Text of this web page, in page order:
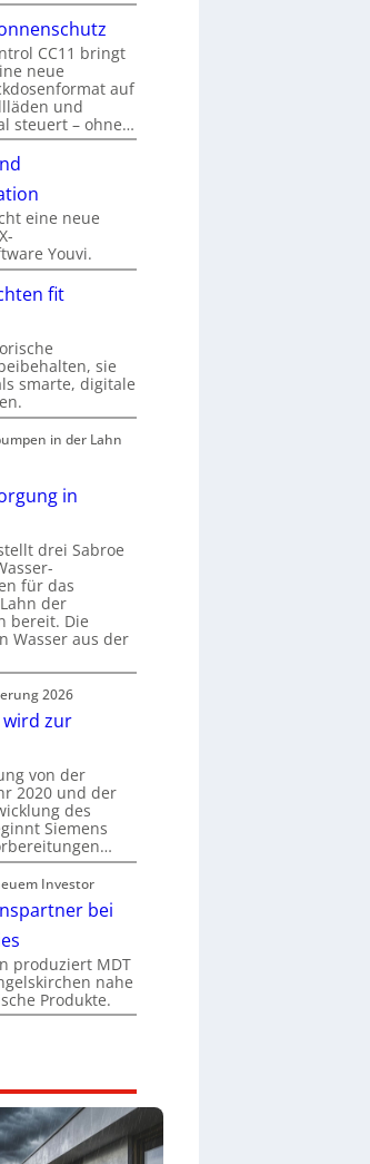
CC11 bringt
neue
auf
und
steuert – ohne…
eine neue
Youvi.
fit
sie
smarte, digitale
in der Lahn
in
drei Sabroe
für das
der
bereit. Die
Wasser aus der
2026
wird zur
von der
2020 und der
des
Siemens
Investor
bei
produziert MDT
nahe
Produkte.